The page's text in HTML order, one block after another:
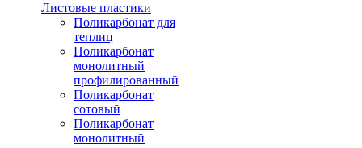
Листовые пластики
Поликарбонат для
теплиц
Поликарбонат
монолитный
профилированный
Поликарбонат
сотовый
Поликарбонат
монолитный